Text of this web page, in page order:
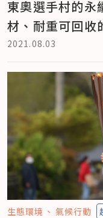
東奧選手村的永
材、耐重可回收
2021.08.03
生態環境 氣候行動